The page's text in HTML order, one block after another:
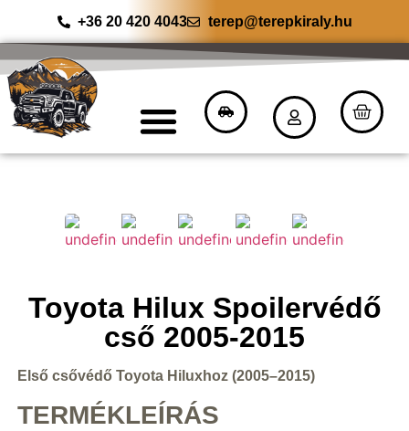
+36 20 420 4043 terep@terepkiraly.hu
Toyota Hilux Spoilervédő
cső 2005-2015
Első csővédő Toyota Hiluxhoz (2005–2015)
TERMÉKLEÍRÁS